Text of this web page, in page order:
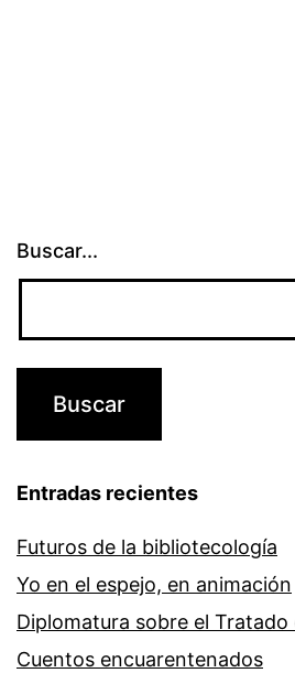
Buscar...
Entradas recientes
Futuros de la bibliotecología
Yo en el espejo, en animación
Diplomatura sobre el Tratado
Cuentos encuarentenados